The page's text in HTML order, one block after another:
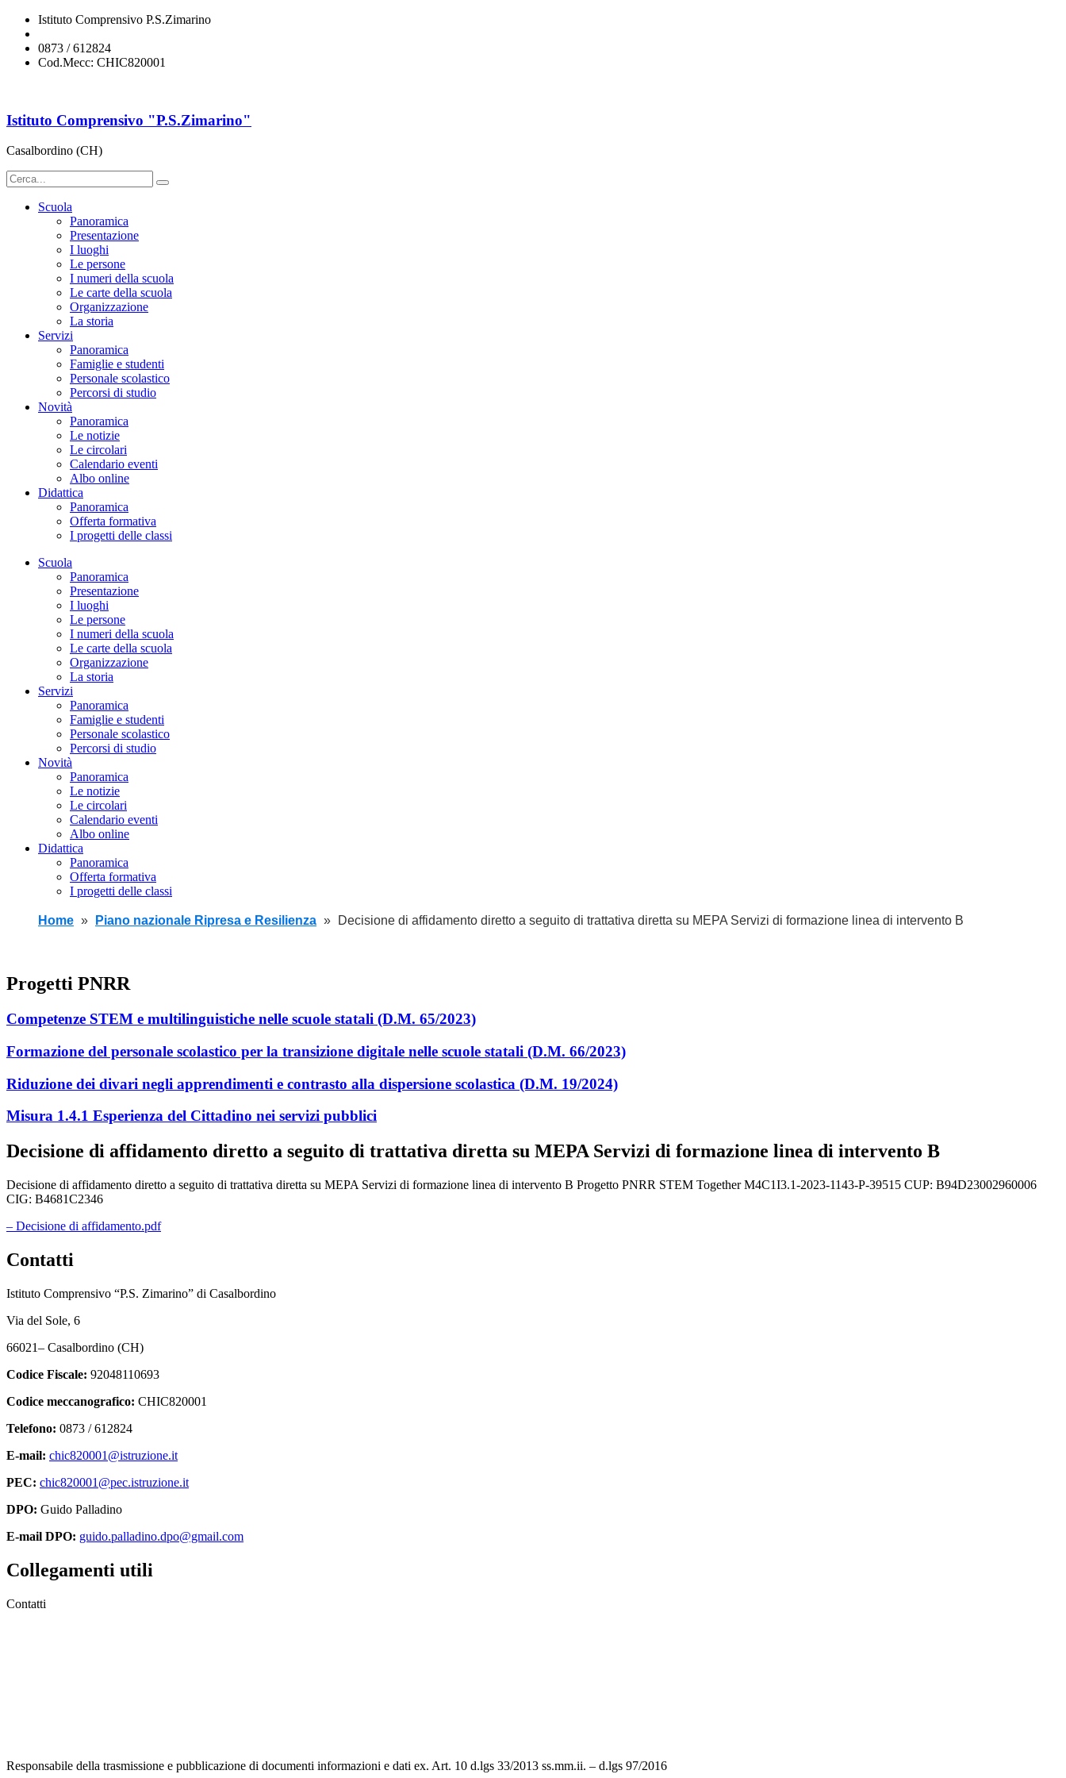
Istituto Comprensivo P.S.Zimarino
0873 / 612824
Cod.Mecc: CHIC820001
Istituto Comprensivo "P.S.Zimarino"
Casalbordino (CH)
Scuola
Panoramica
Presentazione
I luoghi
Le persone
I numeri della scuola
Le carte della scuola
Organizzazione
La storia
Servizi
Panoramica
Famiglie e studenti
Personale scolastico
Percorsi di studio
Novità
Panoramica
Le notizie
Le circolari
Calendario eventi
Albo online
Didattica
Panoramica
Offerta formativa
I progetti delle classi
Scuola
Panoramica
Presentazione
I luoghi
Le persone
I numeri della scuola
Le carte della scuola
Organizzazione
La storia
Servizi
Panoramica
Famiglie e studenti
Personale scolastico
Percorsi di studio
Novità
Panoramica
Le notizie
Le circolari
Calendario eventi
Albo online
Didattica
Panoramica
Offerta formativa
I progetti delle classi
Home Piano nazionale Ripresa e Resilienza Decisione di affidamento diretto a seguito di trattativa diretta su MEPA Servizi di formazione linea di intervento B
Progetti PNRR
Competenze STEM e multilinguistiche nelle scuole statali (D.M. 65/2023)
Formazione del personale scolastico per la transizione digitale nelle scuole statali (D.M. 66/2023)
Riduzione dei divari negli apprendimenti e contrasto alla dispersione scolastica (D.M. 19/2024)
Misura 1.4.1 Esperienza del Cittadino nei servizi pubblici
Decisione di affidamento diretto a seguito di trattativa diretta su MEPA Servizi di formazione linea di intervento B
Decisione di affidamento diretto a seguito di trattativa diretta su MEPA Servizi di formazione linea di intervento B Progetto PNRR STEM Together M4C1I3.1-2023-1143-P-39515 CUP: B94D23002960006
CIG: B4681C2346
– Decisione di affidamento.pdf
Contatti
Istituto Comprensivo “P.S. Zimarino” di Casalbordino
Via del Sole, 6
66021– Casalbordino (CH)
Codice Fiscale: 92048110693
Codice meccanografico: CHIC820001
Telefono: 0873 / 612824
E-mail: chic820001@istruzione.it
PEC: chic820001@pec.istruzione.it
DPO: Guido Palladino
E-mail DPO: guido.palladino.dpo@gmail.com
Collegamenti utili
Contatti
Responsabile della trasmissione e pubblicazione di documenti informazioni e dati ex. Art. 10 d.lgs 33/2013 ss.mm.ii. – d.lgs 97/2016